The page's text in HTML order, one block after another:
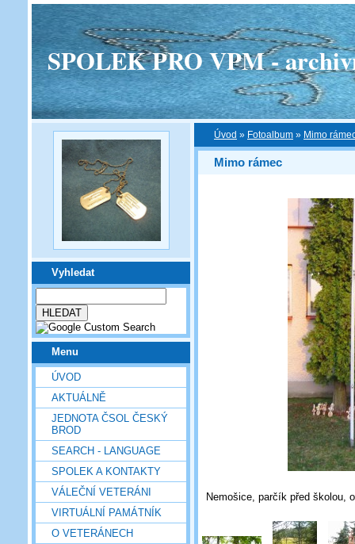
SPOLEK PRO VPM -
Vyhledat
Menu
ÚVOD
AKTUÁLNĚ
JEDNOTA ČSOL ČESKÝ
BROD
SEARCH - LANGUAGE
SPOLEK A KONTAKTY
VÁLEČNÍ VETERÁNI
VIRTUÁLNÍ PAMÁTNÍK
O VETERÁNECH
Úvod » Fotoalbum » Mimo
Mimo rámec
Nemošice, parčík před školou,